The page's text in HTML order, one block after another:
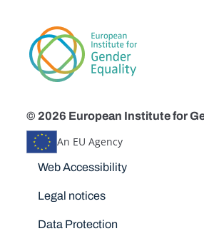
© 2026 European Institute for
An EU Agency
Disclaimers
Web Accessibility
Legal notices
Data Protection